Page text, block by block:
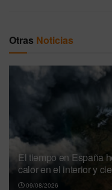
Otras Noticias
El tiempo en España
calor en el interior y
09/08/2026